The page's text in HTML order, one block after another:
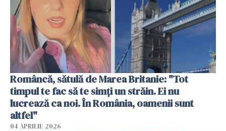
Româncă, sătulă de Marea Britanie: "Tot
timpul te fac să te simți un străin. Ei nu
lucrează ca noi. În România, oamenii sunt
altfel"
04 APRILIE 2026